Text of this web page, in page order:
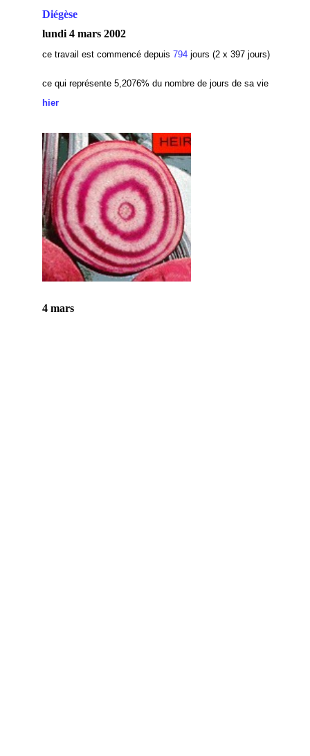
Diégèse
lundi 4 mars 2002
ce travail est commencé depuis 794jours (2 x 397 jours)
ce qui représente 5,2076% du nombre de jours de sa vie
hier
4 mars